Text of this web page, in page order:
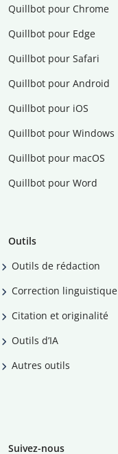
Quillbot pour Chrome
Quillbot pour Edge
Quillbot pour Safari
Quillbot pour Android
Quillbot pour iOS
Quillbot pour Windows
Quillbot pour macOS
Quillbot pour Word
Outils
Outils de rédaction
Correction linguistique
Citation et originalité
Outils d’IA
Autres outils
Suivez-nous